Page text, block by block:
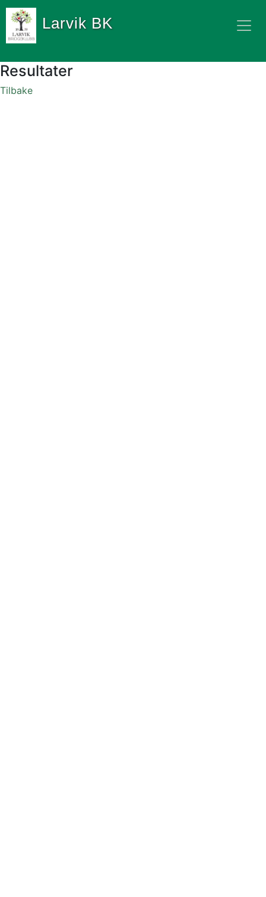
Larvik BK
Resultater
Tilbake